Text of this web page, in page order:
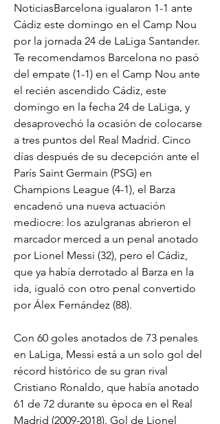
NoticiasBarcelona igualaron 1-1 ante
Cádiz este domingo en el Camp Nou
por la jornada 24 de LaLiga Santander.
Te recomendamos Barcelona no pasó
del empate (1-1) en el Camp Nou ante
el recién ascendido Cádiz, este
domingo en la fecha 24 de LaLiga, y
desaprovechó la ocasión de colocarse
a tres puntos del Real Madrid. Cinco
días después de su decepción ante el
París Saint Germain (PSG) en
Champions League (4-1), el Barza
encadenó una nueva actuación
mediocre: los azulgranas abrieron el
marcador merced a un penal anotado
por Lionel Messi (32), pero el Cádiz,
que ya había derrotado al Barza en la
ida, igualó con otro penal convertido
por Álex Fernández (88).
Con 60 goles anotados de 73 penales
en LaLiga, Messi está a un solo gol del
récord histórico de su gran rival
Cristiano Ronaldo, que había anotado
61 de 72 durante su época en el Real
Madrid (2009-2018). Gol de Lionel